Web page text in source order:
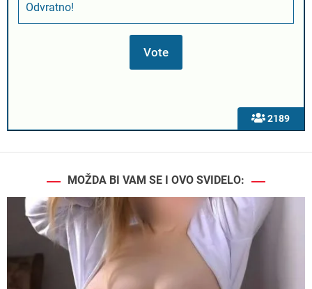
2189
Odvratno!
MOŽDA BI VAM SE I OVO SVIDELO: